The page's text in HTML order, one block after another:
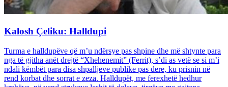
Kalosh Çeliku: Halldupi
Turma e halldupëve që m’u ndërsye pas shpine dhe më shtynte para
nga të gjitha anët drejtë “Xhehenemit” (Ferrit), s’di as vetë se si m’i
ndali këmbët para disa shpalljeve publike pas dere, ku prisnin në
rend korbat dhe sorrat e zeza. Halldupët, me ferexhetë hedhur